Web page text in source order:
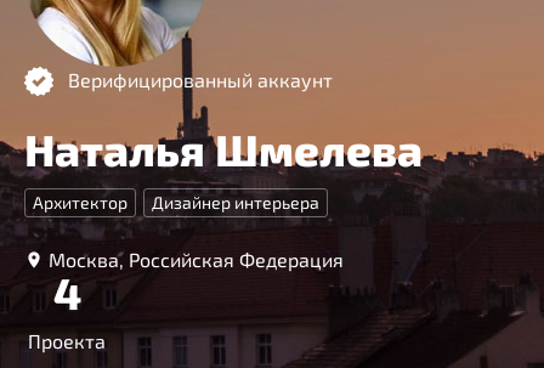
Верифицированный аккаунт
Наталья Шмелева
Архитектор Дизайнер интерьера
Москва, Российская Федерация
4
Проекта